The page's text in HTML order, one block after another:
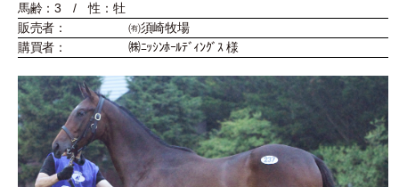
馬齢：3 / 性：牡
販売者：
㈲須崎牧場
購買者：
㈱ﾆｯｼﾝﾎｰﾙﾃﾞｨﾝｸﾞｽ 様